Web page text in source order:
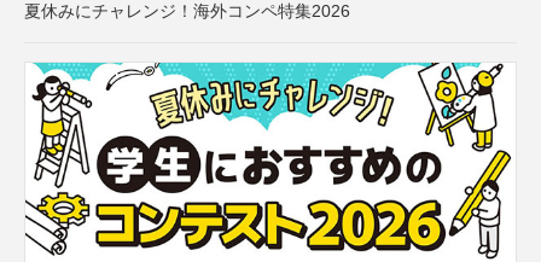
夏休みにチャレンジ！海外コンペ特集2026